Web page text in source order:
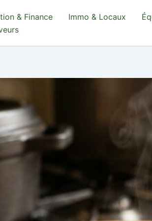
& Finance Immo & Locaux